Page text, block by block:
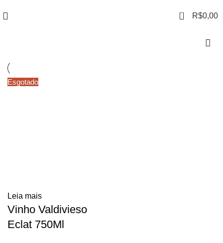
0 R$0,00
Esgotado
Leia mais
Vinho Valdivieso
Eclat 750Ml